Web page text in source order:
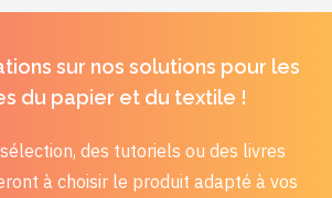
sur nos solutions pour les
du papier et du textile !
des tutoriels ou des livres
à choisir le produit adapté à vos